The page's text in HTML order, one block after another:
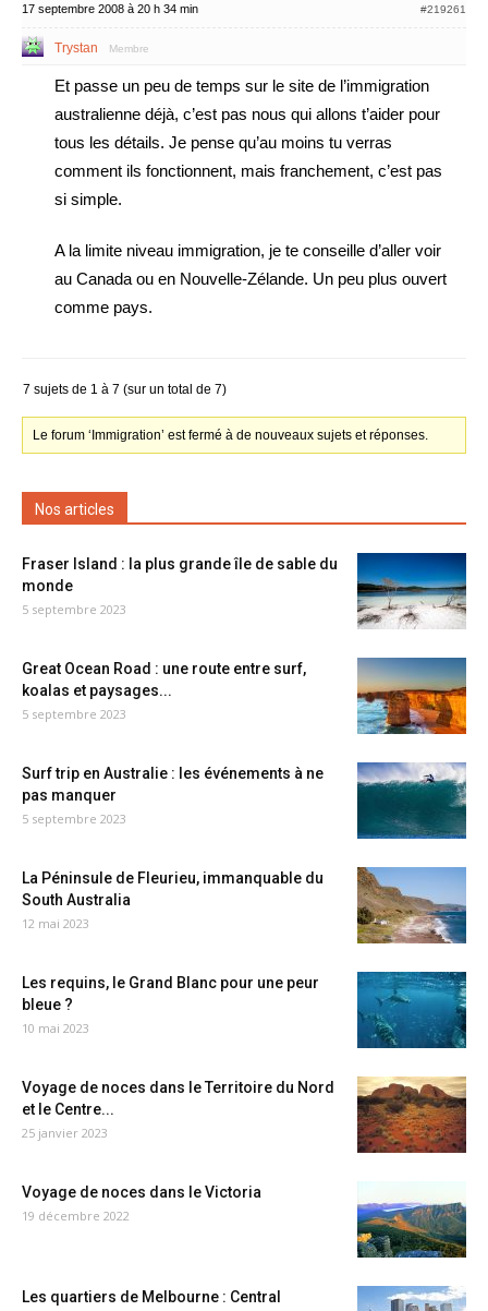
17 septembre 2008 à 20 h 34 min #219261
Trystan Membre
Et passe un peu de temps sur le site de l’immigration
australienne déjà, c’est pas nous qui allons t’aider pour
tous les détails. Je pense qu’au moins tu verras
comment ils fonctionnent, mais franchement, c’est pas
si simple.
A la limite niveau immigration, je te conseille d’aller voir
au Canada ou en Nouvelle-Zélande. Un peu plus ouvert
comme pays.
7 sujets de 1 à 7 (sur un total de 7)
Le forum ‘Immigration’ est fermé à de nouveaux sujets et réponses.
Nos articles
Fraser Island : la plus grande île de sable du
monde
5 septembre 2023
Great Ocean Road : une route entre surf,
koalas et paysages...
5 septembre 2023
Surf trip en Australie : les événements à ne
pas manquer
5 septembre 2023
La Péninsule de Fleurieu, immanquable du
South Australia
12 mai 2023
Les requins, le Grand Blanc pour une peur
bleue ?
10 mai 2023
Voyage de noces dans le Territoire du Nord
et le Centre...
25 janvier 2023
Voyage de noces dans le Victoria
19 décembre 2022
Les quartiers de Melbourne : Central